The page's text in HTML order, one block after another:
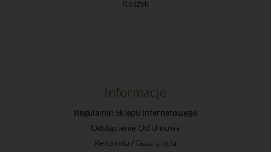
Koszyk
Informacje
Regulamin Sklepu Internetowego
Odstąpienie Od Umowy
Rękojmia / Gwarancja